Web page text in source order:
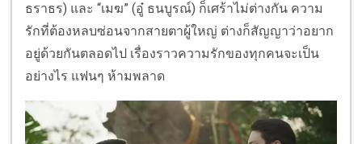
ธราธร) และ “เมฆ” (อู๋ ธนบูรณ์) ก็เศร้าไม่ต่างกัน ความ
รักที่ต้องหลบซ่อนจากสายตาผู้ใหญ่ ต่างก็สัญญาว่าอยาก
อยู่ด้วยกันตลอดไป เรื่องราวความรักของทุกคนจะเป็น
อย่างไร แฟนๆ ห้ามพลาด